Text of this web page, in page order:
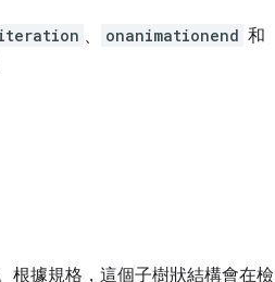
、 onanimationend 和
根據規格，這個子樹狀結構會在檢